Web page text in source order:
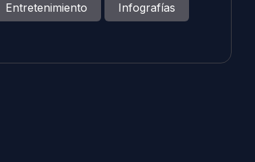
Entretenimiento
Infografías